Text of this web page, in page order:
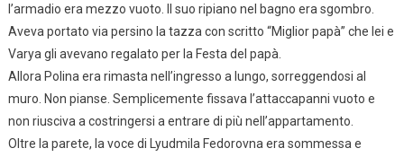
l’armadio era mezzo vuoto. Il suo ripiano nel bagno era sgombro.
Aveva portato via persino la tazza con scritto “Miglior papà” che lei e
Varya gli avevano regalato per la Festa del papà.
Allora Polina era rimasta nell’ingresso a lungo, sorreggendosi al
muro. Non pianse. Semplicemente fissava l’attaccapanni vuoto e
non riusciva a costringersi a entrare di più nell’appartamento.
Oltre la parete, la voce di Lyudmila Fedorovna era sommessa e